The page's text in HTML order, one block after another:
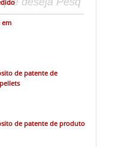
em
de patente de
de patente de produto